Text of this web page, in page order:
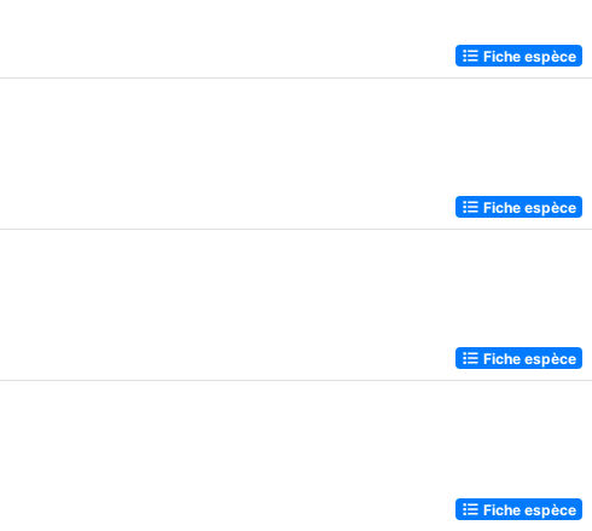
Fiche espèce
Fiche espèce
Fiche espèce
Fiche espèce